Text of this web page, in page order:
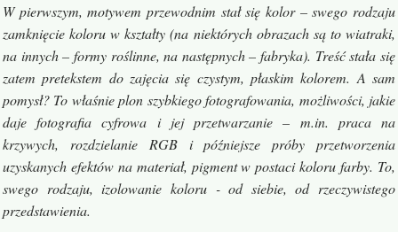
W pierwszym, motywem przewodnim stał się kolor – swego rodzaju
zamknięcie koloru w kształty (na niektórych obrazach są to wiatraki,
na innych – formy roślinne, na następnych – fabryka). Treść stała się
zatem pretekstem do zajęcia się czystym, płaskim kolorem. A sam
pomysł? To właśnie plon szybkiego fotografowania, możliwości, jakie
daje fotografia cyfrowa i jej przetwarzanie – m.in. praca na
krzywych, rozdzielanie RGB i późniejsze próby przetworzenia
uzyskanych efektów na materiał, pigment w postaci koloru farby. To,
swego rodzaju, izolowanie koloru - od siebie, od rzeczywistego
przedstawienia.